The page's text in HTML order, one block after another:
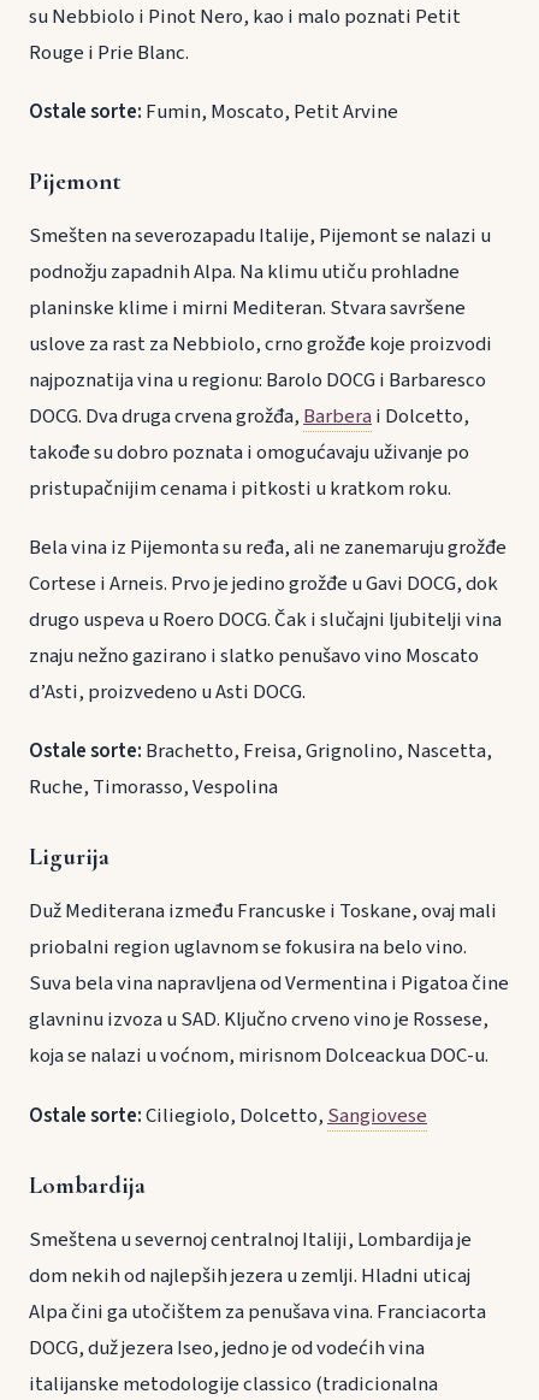
su Nebbiolo i Pinot Nero, kao i malo poznati Petit
Rouge i Prie Blanc.
Ostale sorte: Fumin, Moscato, Petit Arvine
Pijemont
Smešten na severozapadu Italije, Pijemont se nalazi u
podnožju zapadnih Alpa. Na klimu utiču prohladne
planinske klime i mirni Mediteran. Stvara savršene
uslove za rast za Nebbiolo, crno grožđe koje proizvodi
najpoznatija vina u regionu: Barolo DOCG i Barbaresco
DOCG. Dva druga crvena grožđa,Barberai Dolcetto,
takođe su dobro poznata i omogućavaju uživanje po
pristupačnijim cenama i pitkosti u kratkom roku.
Bela vina iz Pijemonta su ređa, ali ne zanemaruju grožđe
Cortese i Arneis. Prvo je jedino grožđe u Gavi DOCG, dok
drugo uspeva u Roero DOCG. Čak i slučajni ljubitelji vina
znaju nežno gazirano i slatko penušavo vino Moscato
d’Asti, proizvedeno u Asti DOCG.
Ostale sorte: Brachetto, Freisa, Grignolino, Nascetta,
Ruche, Timorasso, Vespolina
Ligurija
Duž Mediterana između Francuske i Toskane, ovaj mali
priobalni region uglavnom se fokusira na belo vino.
Suva bela vina napravljena od Vermentina i Pigatoa čine
glavninu izvoza u SAD. Ključno crveno vino je Rossese,
koja se nalazi u voćnom, mirisnom Dolceackua DOC-u.
Ostale sorte:Ciliegiolo, Dolcetto, Sangiovese
Lombardija
Smeštena u severnoj centralnoj Italiji, Lombardija je
dom nekih od najlepših jezera u zemlji. Hladni uticaj
Alpa čini ga utočištem za penušava vina. Franciacorta
DOCG, duž jezera Iseo, jedno je od vodećih vina
italijanske metodologije classico (tradicionalna